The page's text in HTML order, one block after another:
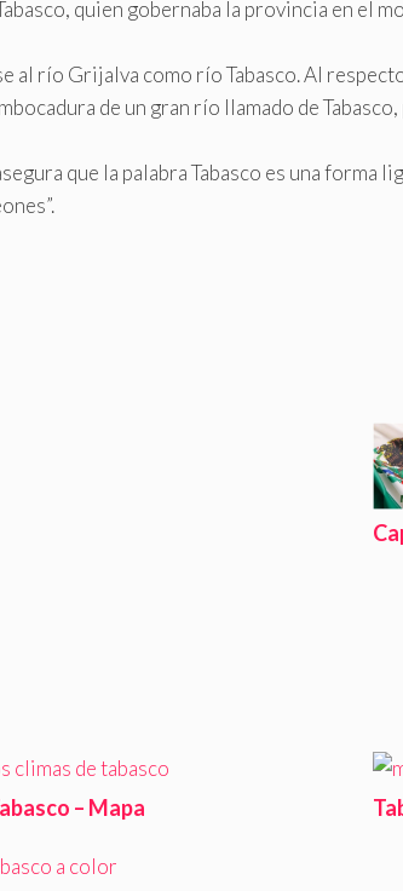
quien gobernaba la provincia en el
río Grijalva como río Tabasco. Al
de un gran río llamado de
que la palabra Tabasco es una
– Mapa